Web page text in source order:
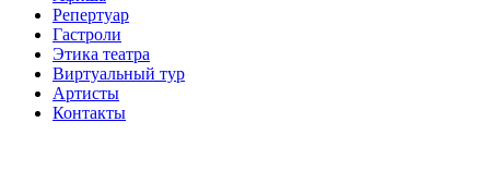
Репертуар
Гастроли
Этика театра
Виртуальный тур
Артисты
Контакты